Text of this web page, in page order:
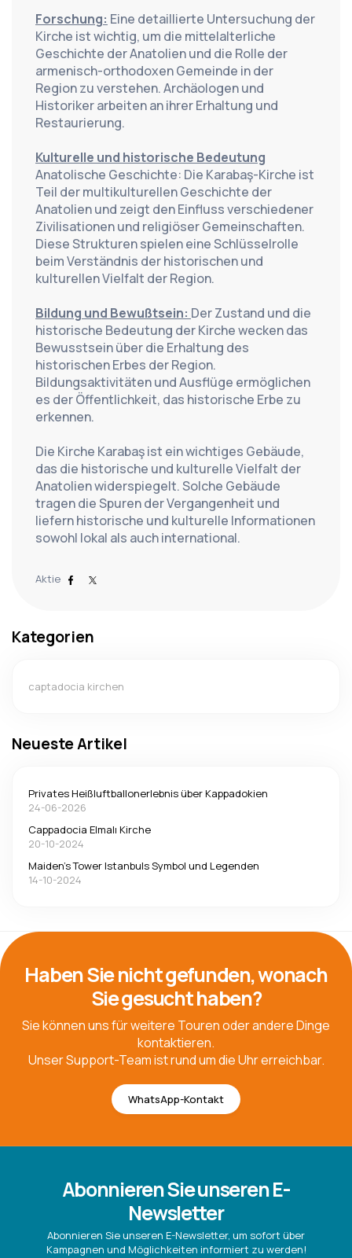
Forschung: Eine detaillierte Untersuchung der
Kirche ist wichtig, um die mittelalterliche
Geschichte der Anatolien und die Rolle der
armenisch-orthodoxen Gemeinde in der
Region zu verstehen. Archäologen und
Historiker arbeiten an ihrer Erhaltung und
Restaurierung.
Kulturelle und historische Bedeutung
Anatolische Geschichte: Die Karabaş-Kirche ist
Teil der multikulturellen Geschichte der
Anatolien und zeigt den Einfluss verschiedener
Zivilisationen und religiöser Gemeinschaften.
Diese Strukturen spielen eine Schlüsselrolle
beim Verständnis der historischen und
kulturellen Vielfalt der Region.
Bildung und Bewußtsein: Der Zustand und die
historische Bedeutung der Kirche wecken das
Bewusstsein über die Erhaltung des
historischen Erbes der Region.
Bildungsaktivitäten und Ausflüge ermöglichen
es der Öffentlichkeit, das historische Erbe zu
erkennen.
Die Kirche Karabaş ist ein wichtiges Gebäude,
das die historische und kulturelle Vielfalt der
Anatolien widerspiegelt. Solche Gebäude
tragen die Spuren der Vergangenheit und
liefern historische und kulturelle Informationen
sowohl lokal als auch international.
Aktie
Kategorien
captadocia kirchen
Neueste Artikel
Privates Heißluftballonerlebnis über Kappadokien
24-06-2026
Cappadocia Elmalı Kirche
20-10-2024
Maiden's Tower Istanbuls Symbol und Legenden
14-10-2024
Haben Sie nicht gefunden, wonach
Sie gesucht haben?
Sie können uns für weitere Touren oder andere Dinge
kontaktieren.
Unser Support-Team ist rund um die Uhr erreichbar.
WhatsApp-Kontakt
Abonnieren Sie unseren E-
Newsletter
Abonnieren Sie unseren E-Newsletter, um sofort über
Kampagnen und Möglichkeiten informiert zu werden!